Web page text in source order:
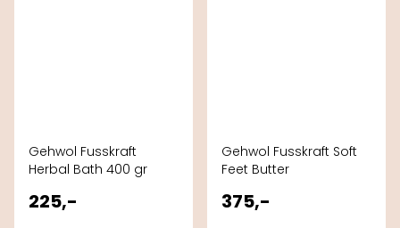
Gehwol Fusskraft
Herbal Bath 400 gr
225,-
Gehwol Fusskraft Soft
Feet Butter
375,-